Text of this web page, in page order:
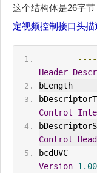
这个结构体是26字
定视频控制接口头描
Header
Control
Control
Version 1.00